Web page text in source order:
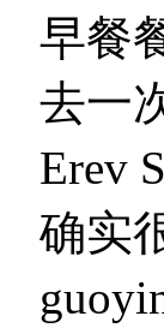
早餐
去一
Erev
确实